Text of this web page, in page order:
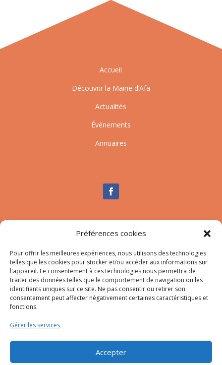
Préférences cookies
Pour offrir les meilleures expériences, nous utilisons des technologies
telles que les cookies pour stocker et/ou accéder aux informations sur
l'appareil. Le consentement à ces technologies nous permettra de
traiter des données telles que le comportement de navigation ou les
identifiants uniques sur ce site. Ne pas consentir ou retirer son
consentement peut affecter négativement certaines caractéristiques et
fonctions.
Gérer les services
Accepter
Accueil
Découvrir la Mairie d’Afa
Actualités
Événements
Annuaires
Nous contacter
Mail:secretariat-mairie@afa.corsica
Adresse :785 Strada d’Afà – Merria 20167 Afa
© 2023 Mairie d’Afa – Réalisation